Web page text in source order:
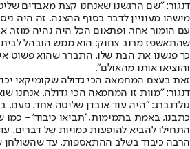
דנגור: "שם הרגשנו שאנחנו קצת מאבדים
מישהו מעוניין לדבר בסוף ההצגה. זה היה
עם הומור אחר, ופתאום הכל היה נהיה מוזר.
שהתאשפז מרוב צחוק: הוא ממש הובהל
כך פגשנו את הבת שלו. התברר שהוא פשוט
והוציאו אותו מהאולם".
זאת בעצם המחמאה הכי גדולה שקומיקאי
דנגור: "מוות זו המחמאה הכי גדולה. אנחנו
גולדנברג: "היה עוד אובדן שליטה אחד. פעם,
כתבנו, באמת בתמימות, 'תביאו כיבוד' - כמו
התחילו להביא להופעות כמויות של דברים.
הרבה כיבוד בשלב ההתאספות, עד שהשולחן